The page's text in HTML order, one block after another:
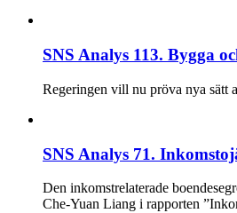
SNS Analys 113. Bygga
Regeringen vill nu pröva nya sätt
SNS Analys 71.
Den inkomstrelaterade
Che-Yuan Liang i rapporten